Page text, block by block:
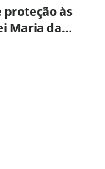
às
Maria da